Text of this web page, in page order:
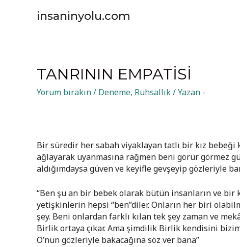
insaninyolu.com
TANRININ EMPATISI
Yorum bırakın/ Deneme, Ruhsallık/ Yazan -
Bir süredir her sabah viyaklayan tatlı bir kız bebeği
ağlayarak uyanmasına rağmen beni görür görmez
aldığımdaysa güven ve keyifle gevşeyip gözleriyle
“Ben şu an bir bebek olarak bütün insanların ve
yetişkinlerin hepsi “ben”diler. Onların her biri
şey. Beni onlardan farklı kılan tek şey zaman ve
Birlik ortaya çıkar. Ama şimdilik Birlik kendisini
O’nun gözleriyle bakacağına söz ver bana”